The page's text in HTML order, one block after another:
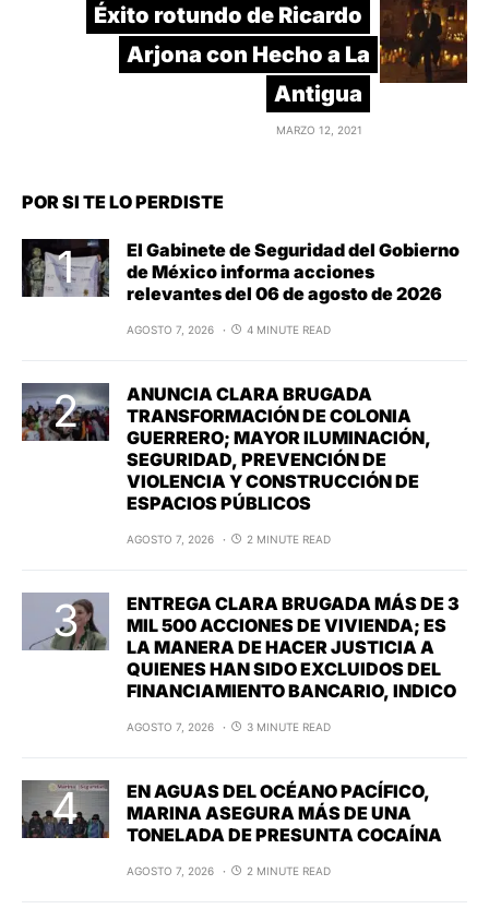
Éxito rotundo de Ricardo
Arjona con Hecho a La
Antigua
MARZO 12, 2021
POR SI TE LO PERDISTE
El Gabinete de Seguridad del Gobierno
de México informa acciones
relevantes del 06 de agosto de 2026
AGOSTO 7, 2026 4 MINUTE READ
ANUNCIA CLARA BRUGADA
TRANSFORMACIÓN DE COLONIA
GUERRERO; MAYOR ILUMINACIÓN,
SEGURIDAD, PREVENCIÓN DE
VIOLENCIA Y CONSTRUCCIÓN DE
ESPACIOS PÚBLICOS
AGOSTO 7, 2026 2 MINUTE READ
ENTREGA CLARA BRUGADA MÁS DE 3
MIL 500 ACCIONES DE VIVIENDA; ES
LA MANERA DE HACER JUSTICIA A
QUIENES HAN SIDO EXCLUIDOS DEL
FINANCIAMIENTO BANCARIO, INDICO
AGOSTO 7, 2026 3 MINUTE READ
EN AGUAS DEL OCÉANO PACÍFICO,
MARINA ASEGURA MÁS DE UNA
TONELADA DE PRESUNTA COCAÍNA
AGOSTO 7, 2026 2 MINUTE READ